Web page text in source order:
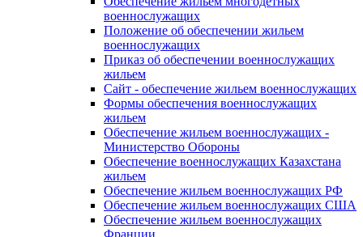
военнослужащих
Положение об обеспечении жильем
военнослужащих
Приказ об обеспечении военнослужащих
жильем
Сайт - обеспечение жильем военнослужащих
Формы обеспечения военнослужащих
жильем
Обеспечение жильем военнослужащих -
Министерство Обороны
Обеспечение военнослужащих Казахстана
жильем
Обеспечение жильем военнослужащих РФ
Обеспечение жильем военнослужащих США
Обеспечение жильем военнослужащих
Франции